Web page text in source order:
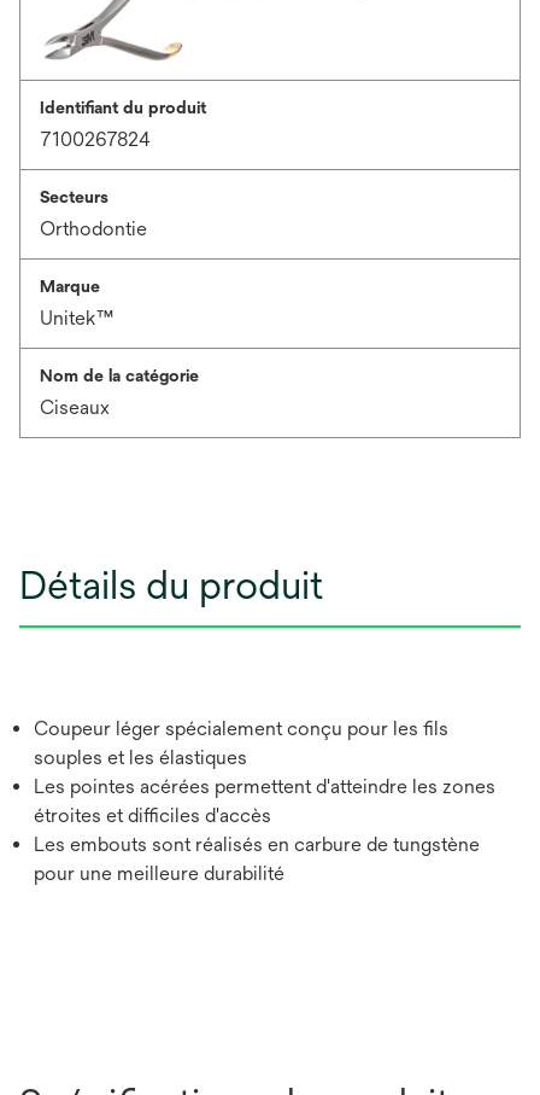
Identifiant du produit
7100267824
Secteurs
Orthodontie
Marque
Unitek™
Nom de la catégorie
Ciseaux
Détails du produit
Coupeur léger spécialement conçu pour les fils
souples et les élastiques
Les pointes acérées permettent d'atteindre les zones
étroites et difficiles d'accès
Les embouts sont réalisés en carbure de tungstène
pour une meilleure durabilité